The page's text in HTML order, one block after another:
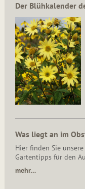
Der Blühkalender
Was liegt an im
Hier finden Sie
Gartentipps für den
mehr…